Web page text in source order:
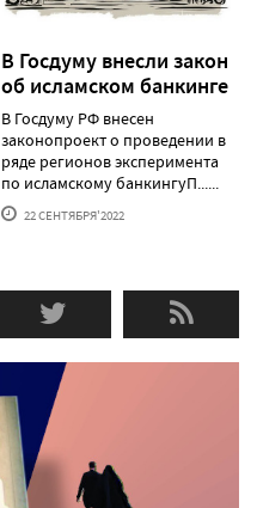
В Госдуму внесли закон
об исламском банкинге
В Госдуму РФ внесен
законопроект о проведении в
ряде регионов эксперимента
по исламскому банкингуП......
22 СЕНТЯБРЯ'2022